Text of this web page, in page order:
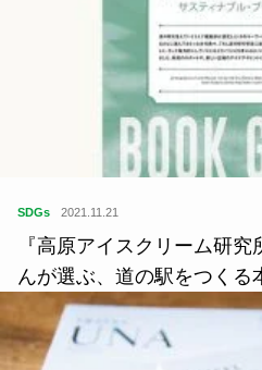
SDGs 2021.11.21
『高原アイスクリーム研
んが選ぶ、道の駅をつくる